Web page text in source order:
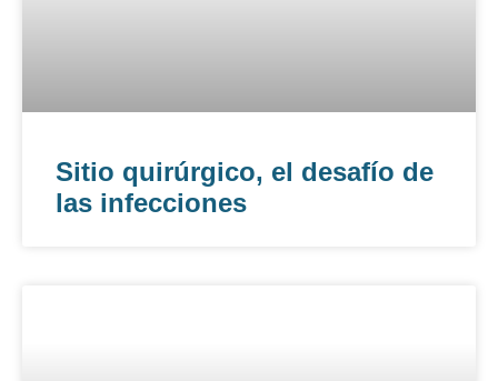
Sitio quirúrgico, el desafío de
las infecciones